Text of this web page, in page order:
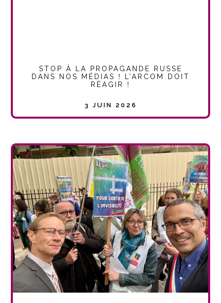
STOP À LA PROPAGANDE RUSSE
DANS NOS MÉDIAS ! L’ARCOM DOIT
RÉAGIR !
3 JUIN 2026